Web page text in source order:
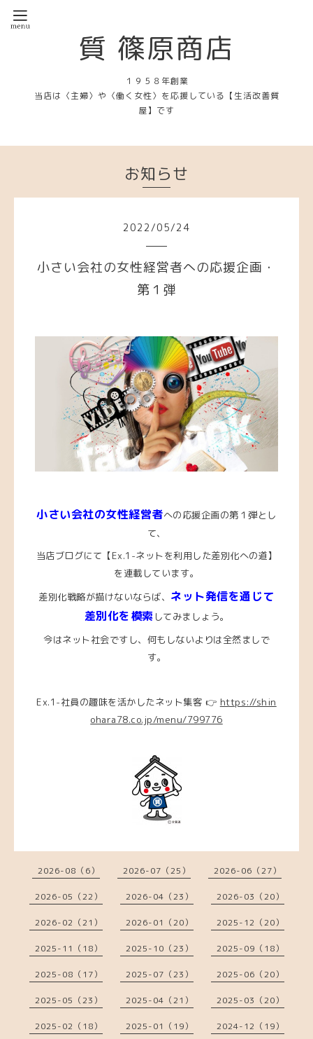
質 篠原商店
１９５８年創業
当店は〈主婦〉や〈働く女性〉を応援している【生活改善質
屋】です
お知らせ
2022/05/24
小さい会社の女性経営者への応援企画・
第１弾
小さい会社の女性経営者への応援企画の第１弾とし
て、
当店ブログにて【Ex.1-ネットを利用した差別化への道】
を連載しています。
差別化戦略が描けないならば、 ネット発信を通じて
差別化を模索 してみましょう。
今はネット社会ですし、何もしないよりは全然ましで
す。
Ex.1-社員の趣味を活かしたネット集客 👉 https://shin
ohara78.co.jp/menu/799776
2026-08（6） 2026-07（25） 2026-06（27）
2026-05（22） 2026-04（23） 2026-03（20）
2026-02（21） 2026-01（20） 2025-12（20）
2025-11（18） 2025-10（23） 2025-09（18）
2025-08（17） 2025-07（23） 2025-06（20）
2025-05（23） 2025-04（21） 2025-03（20）
2025-02（18） 2025-01（19） 2024-12（19）